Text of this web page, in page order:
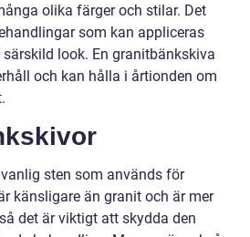
olika färger och stilar. Det
som kan appliceras
look. En granitbänkskiva
och kan hålla i årtionden om
sten som används för
känsligare än granit och är mer
det är viktigt att skydda den